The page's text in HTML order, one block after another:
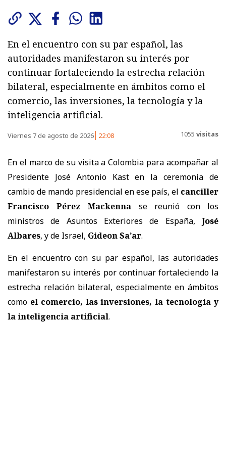
En el encuentro con su par español, las
autoridades manifestaron su interés por
continuar fortaleciendo la estrecha relación
bilateral, especialmente en ámbitos como el
comercio, las inversiones, la tecnología y la
inteligencia artificial.
Viernes 7 de agosto de 2026 22:08 1055 visitas
En el marco de su visita a Colombia para acompañar al
Presidente José Antonio Kast en la ceremonia de
cambio de mando presidencial en ese país, el canciller
Francisco Pérez Mackenna se reunió con los
ministros de Asuntos Exteriores de España, José
Albares, y de Israel, Gideon Sa’ar.
En el encuentro con su par español, las autoridades
manifestaron su interés por continuar fortaleciendo la
estrecha relación bilateral, especialmente en ámbitos
como el comercio, las inversiones, la tecnología y
la inteligencia artificial.